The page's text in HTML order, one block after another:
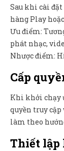
Sau khi cài đặt
hàng Play
Ưu điểm:
phát nhạc,
Nhược điểm:
Cấp
Khi khởi chạy
quyền truy
làm theo
Thiết lập